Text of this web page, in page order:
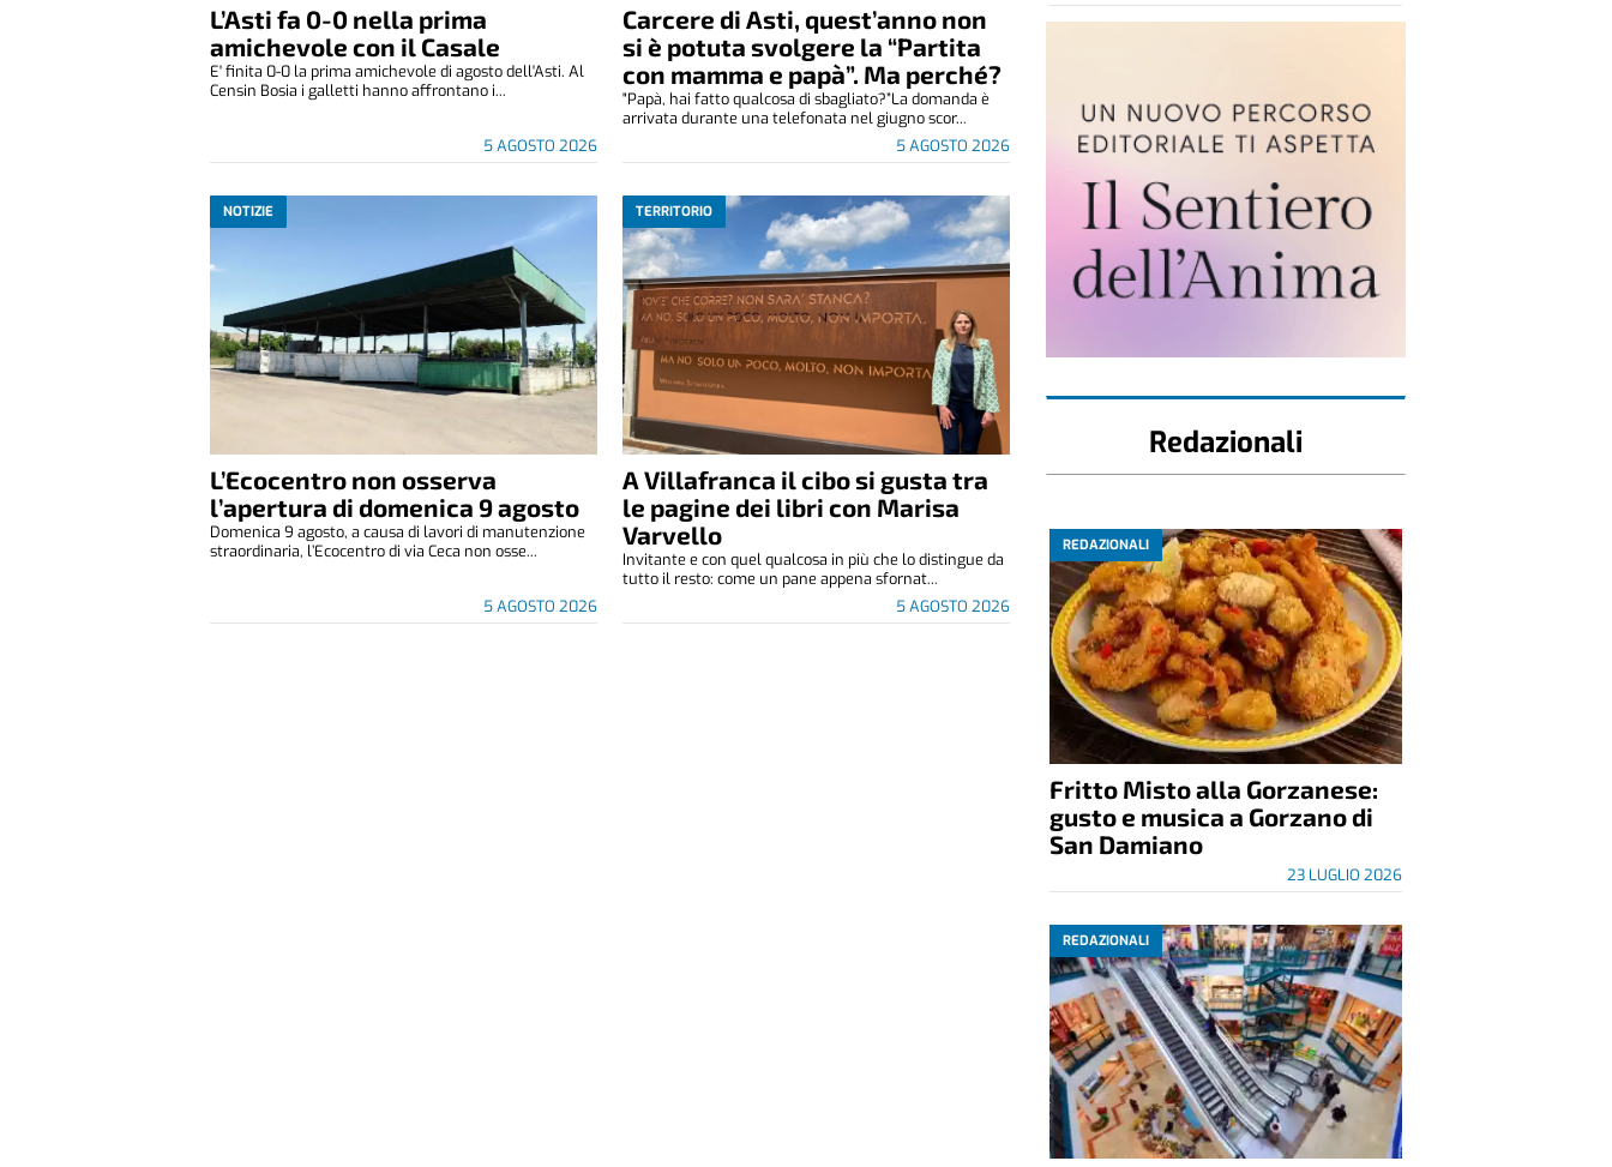
L’Asti fa 0-0 nella prima
amichevole con il Casale
5 AGOSTO 2026
E' finita 0-0 la prima amichevole di agosto dell'Asti. Al
Censin Bosia i galletti hanno affrontano i...
Carcere di Asti, quest’anno non
si è potuta svolgere la “Partita
con mamma e papà”. Ma perché?
5 AGOSTO 2026
"Papà, hai fatto qualcosa di sbagliato?”La domanda è
arrivata durante una telefonata nel giugno scor...
NOTIZIE
L’Ecocentro non osserva
l’apertura di domenica 9 agosto
5 AGOSTO 2026
Domenica 9 agosto, a causa di lavori di manutenzione
straordinaria, l’Ecocentro di via Ceca non osse...
TERRITORIO
A Villafranca il cibo si gusta tra
le pagine dei libri con Marisa
Varvello
5 AGOSTO 2026
Invitante e con quel qualcosa in più che lo distingue da
tutto il resto: come un pane appena sfornat...
Redazionali
REDAZIONALI
Fritto Misto alla Gorzanese:
gusto e musica a Gorzano di
San Damiano
23 LUGLIO 2026
REDAZIONALI